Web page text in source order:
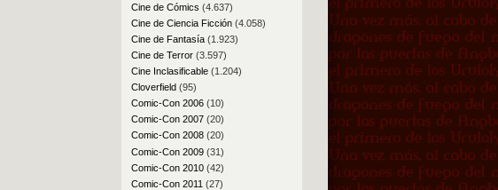
Cine de Cómics (4.637)
Cine de Ciencia Ficción(4.058)
Cine de Fantasía(1.923)
Cine de Terror(3.597)
Cine Inclasificable(1.204)
Cloverfield(95)
Comic-Con 2006(10)
Comic-Con 2007(20)
Comic-Con 2008(20)
Comic-Con 2009(31)
Comic-Con 2010(42)
Comic-Con 2011 (27)